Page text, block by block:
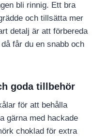
bli rinnig. Ett bra
och tillsätta mer
detalj är att förbereda
får du en snabb och
goda tillbehör
för att behålla
gärna med hackade
choklad för extra